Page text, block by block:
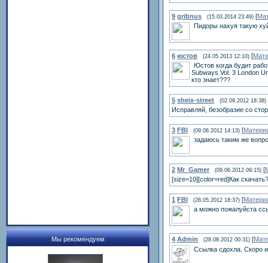
Мы рекомендуем
9 gribnus (15.03.2014 23:49) [
Пидоры нахуя такую
6 юстов (24.05.2013 12:10) [
Юстов когда будит
Subways Vol. 3 London
кто знает???
5 sheix-street (02.09.2012 18:38)
Исправляй, безобразие со
3 FBI (09.06.2012 14:13) [
задаюсь таким же
2 Mr_Gamer (09.06.2012 09:15) [
[size=10][color=red]Как скачать?
1 FBI (28.05.2012 18:37) [
а можно пожалуйста
4 Admin (28.08.2012 00:31) [
Ссылка сдохла. Скоро